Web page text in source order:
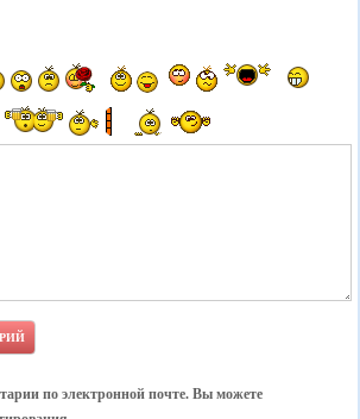
по электронной почте. Вы можете